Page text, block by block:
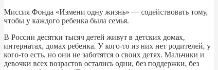
Миссия Фонда «Измени одну жизнь» — содействовать тому,
чтобы у каждого ребенка была семья.
В России десятки тысяч детей живут в детских домах,
интернатах, домах ребенка. У кого-то из них нет родителей, у
кого-то есть, но они не заботятся о своих детях. Мальчики и
девочки всех возрастов остались одни, без поддержки, без